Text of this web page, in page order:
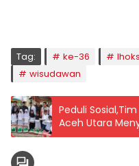
Tag: ke-36
wisudawan
Peduli
Aceh Utara